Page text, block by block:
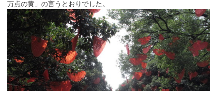
万点の黄」の言うとおりでした。